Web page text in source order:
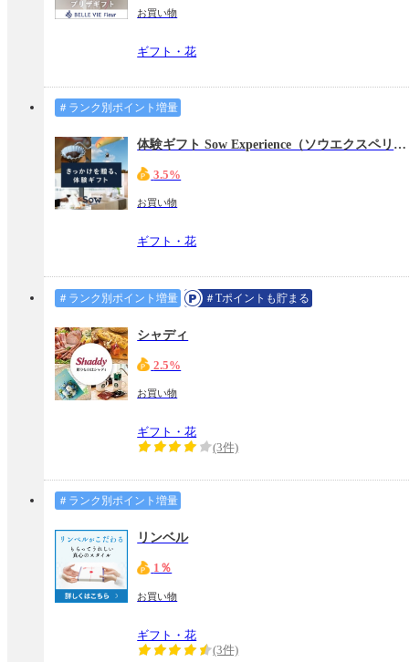
お買い物
ギフト・花
＃ランク別ポイント増量
体験ギフト Sow Experience（ソウエクスペリエンス）
3.5%
お買い物
ギフト・花
＃ランク別ポイント増量 ＃Tポイントも貯まる
シャディ
2.5%
お買い物
ギフト・花
(3件)
＃ランク別ポイント増量
リンベル
1％
お買い物
ギフト・花
(3件)